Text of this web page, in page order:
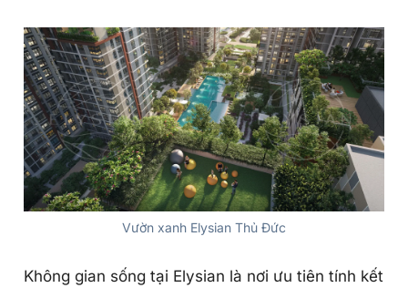
Vườn xanh Elysian Thủ Đức
Không gian sống tại Elysian là nơi ưu tiên tính kết